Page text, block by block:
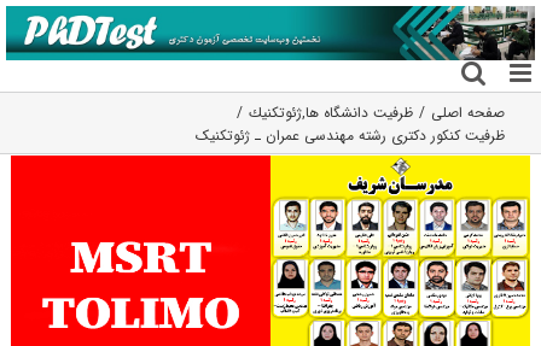
رفتن
به
محتوا
صفحه اصلی ظرفیت دانشگاه ها,ژئوتكنيك
ظرفیت کنکور دکتری رشته ﻣﻬﻨﺪسی ﻋﻤﺮان ـ ژئوتکنیک